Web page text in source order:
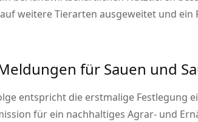
weitere Tierarten ausgeweitet und ein
für Sauen und
entspricht die erstmalige Festlegung
für ein nachhaltiges Agrar- und